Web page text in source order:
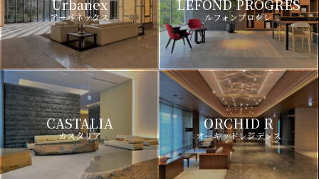
Urbanex
アーバネックス
LEFOND PROGRES
ルフォンプログレ
CASTALIA
カスタリア
ORCHID R
オーキッドレジデンス